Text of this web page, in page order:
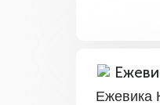
Ежевика